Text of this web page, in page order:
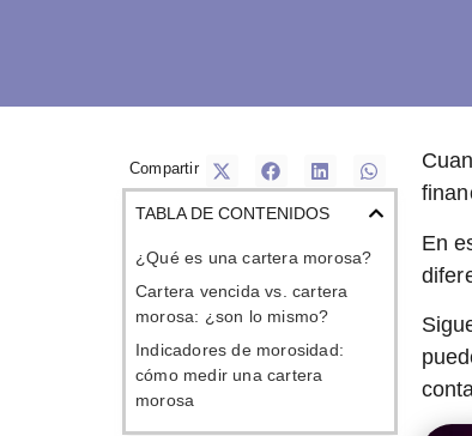
Compartir
TABLA DE CONTENIDOS
¿Qué es una cartera morosa?
Cartera vencida vs. cartera
morosa: ¿son lo mismo?
Indicadores de morosidad:
cómo medir una cartera
morosa
En